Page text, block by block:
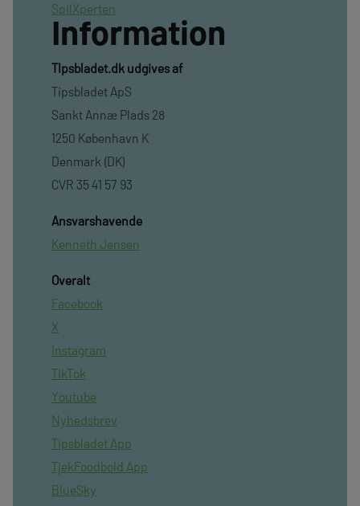
SpilXperten
Information
TIpsbladet.dk udgives af
Tipsbladet ApS
Sankt Annæ Plads 28
1250 København K
Denmark (DK)
CVR 35 41 57 93
Ansvarshavende
Kenneth Jensen
Overalt
Facebook
X
Instagram
TikTok
Youtube
Nyhedsbrev
Tipsbladet App
TjekFoodbold App
BlueSky